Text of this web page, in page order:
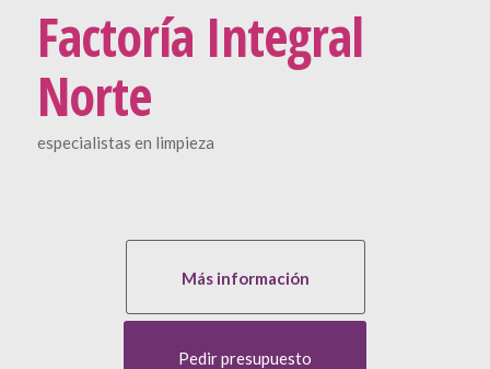
Factoría Integral
Norte
especialistas en limpieza
Más información
Pedir presupuesto